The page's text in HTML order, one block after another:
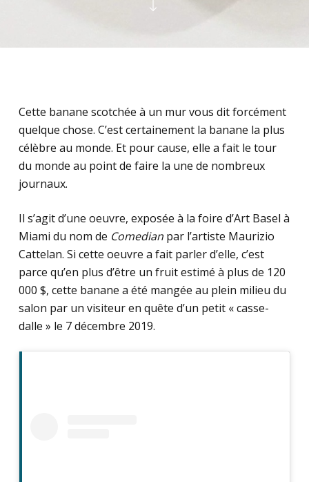
Cette banane scotchée à un mur vous dit forcément
quelque chose. C’est certainement la banane la plus
célèbre au monde. Et pour cause, elle a fait le tour
du monde au point de faire la une de nombreux
journaux.
Il s’agit d’une oeuvre, exposée à la foire d’Art Basel à
Miami du nom de Comedianpar l’artiste Maurizio
Cattelan. Si cette oeuvre a fait parler d’elle, c’est
parce qu’en plus d’être un fruit estimé à plus de 120
000 $, cette banane a été mangée au plein milieu du
salon par un visiteur en quête d’un petit « casse-
dalle » le 7 décembre 2019.